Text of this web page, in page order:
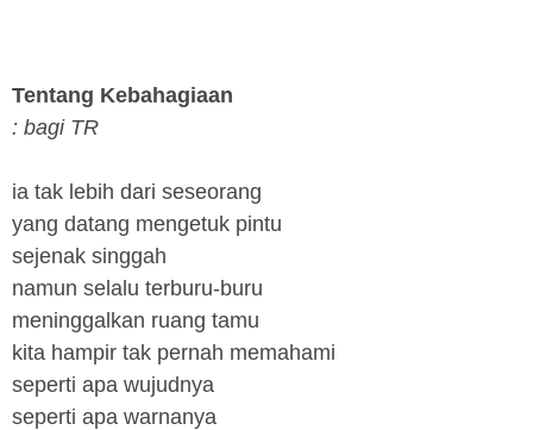
Tentang Kebahagiaan
: bagi TR
ia tak lebih dari seseorang
yang datang mengetuk pintu
sejenak singgah
namun selalu terburu-buru
meninggalkan ruang tamu
kita hampir tak pernah memahami
seperti apa wujudnya
seperti apa warnanya